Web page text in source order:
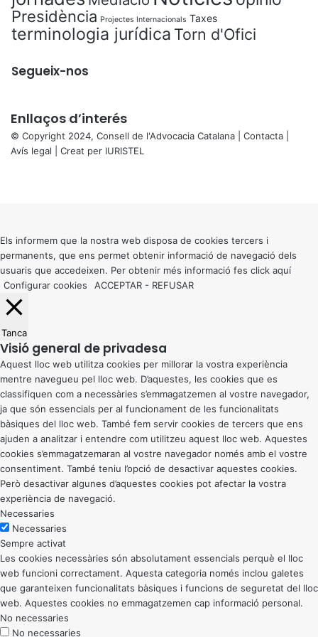
r
p
a
a
i
a
Presidència Projectes Internacionals Taxes
terminologia jurídica Torn d'Ofici
Segueix-nos
Enllaços d’interés
© Copyright 2024, Consell de l'Advocacia Catalana | Contacta
Avís legal | Creat per IURISTEL
button
Els informem que la nostra web disposa de cookies tercers i
permanents, que ens permet obtenir informació de navegació dels
usuaris que accedeixen. Per obtenir més informació fes click aquí
Configurar cookies
ACCEPTAR - REFUSAR
Tanca
Visió general de privadesa
Aquest lloc web utilitza cookies per millorar la vostra experiència
mentre navegueu pel lloc web. D’aquestes, les cookies que es
classifiquen com a necessàries s’emmagatzemen al vostre navegador,
ja que són essencials per al funcionament de les funcionalitats
bàsiques del lloc web. També fem servir cookies de tercers que ens
ajuden a analitzar i entendre com utilitzeu aquest lloc web. Aquestes
cookies s’emmagatzemaran al vostre navegador només amb el vostre
consentiment. També teniu l’opció de desactivar aquestes cookies.
Però desactivar algunes d’aquestes cookies pot afectar la vostra
experiència de navegació.
Necessaries
Necessaries
Sempre activat
Les cookies necessàries són absolutament essencials perquè el lloc
web funcioni correctament. Aquesta categoria només inclou galetes
que garanteixen funcionalitats bàsiques i funcions de seguretat del lloc
web. Aquestes cookies no emmagatzemen cap informació personal.
No necessaries
No necessaries